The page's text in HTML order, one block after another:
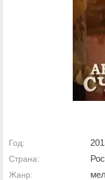
Год:
Страна:
Жанр: